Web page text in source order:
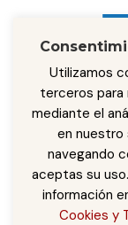
Órgano
Utilizamos
terceros para
mediante el
en nuestro
navegando
aceptas su
información
Cookies y